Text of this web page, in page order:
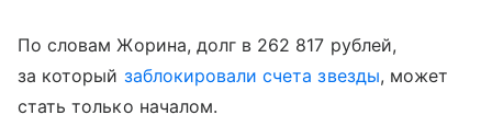
По словам Жорина, долг в 262 817 рублей,
за который заблокировали счета звезды, может
стать только началом.